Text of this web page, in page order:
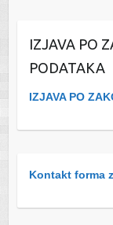
IZJAVA PO
PODATAKA
IZJAVA PO
Kontakt forma